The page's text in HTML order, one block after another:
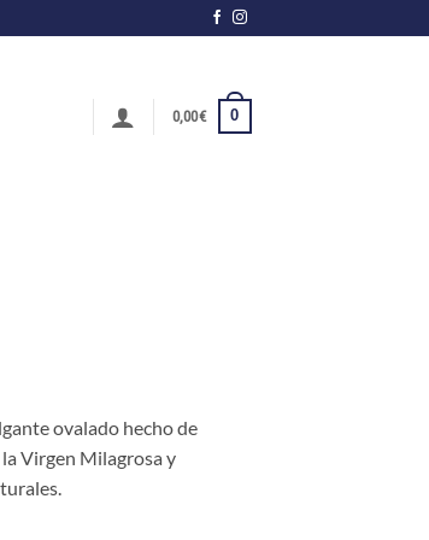
0,00€ 0
ovalado hecho de
Virgen Milagrosa y